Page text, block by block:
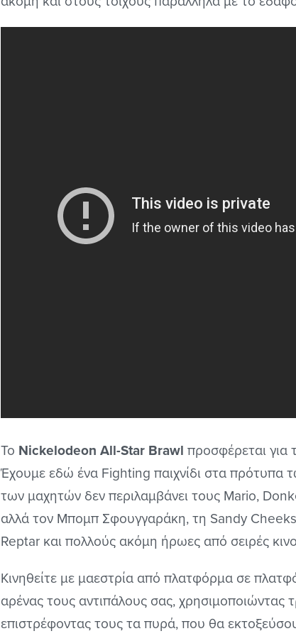
Το Nickelodeon All-Star Brawl προσφέρεται για
Έχουμε εδώ ένα Fighting παιχνίδι στα πρότυπα
των μαχητών δεν περιλαμβάνει τους Mario,
αλλά τον Μπομπ Σφουγγαράκη, τη Sandy
Reptar και πολλούς ακόμη ήρωες από σειρές
Κινηθείτε με μαεστρία από πλατφόρμα σε
αρένας τους αντιπάλους σας, χρησιμοποιώντας
επιστρέφοντας τους τα πυρά, που θα